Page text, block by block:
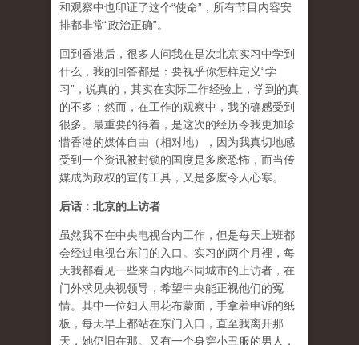
和观察中也印证了这个“使命”，所有节目内容安
排都非常“政治正确”。
回到香港后，很多人问我在是次北京实习中学到
什么，我的回答都是：要视乎你怎样定义“学
习”，说真的，其实在实际工作经验上，学到的真
的不多；然而，在工作的观察中，我的确感受到
很多。最重要的得着，是这次的经历令我更加珍
惜香港的媒体自由（相对地），因为我真切地感
受到一个资讯被封锁的国度是多麽恐怖，而当传
媒成为政权的宣传工具，又是多麽令人心寒。
后话：北京的上访者
虽然我不在中央电视台内工作，但是每天上班都
会经过电视台东门的入口。实习的两个月裡，每
天我都看见一些来自内地不同城市的上访者，在
门外求见央视领导，希望中央能正视他们的冤
情。其中一位妇人用花布蒙面，手拿着申诉的纸
板，每天早上都站在东门入口，直至我离开那
天，她仍旧在那。又有一个身穿小丑服的男人，